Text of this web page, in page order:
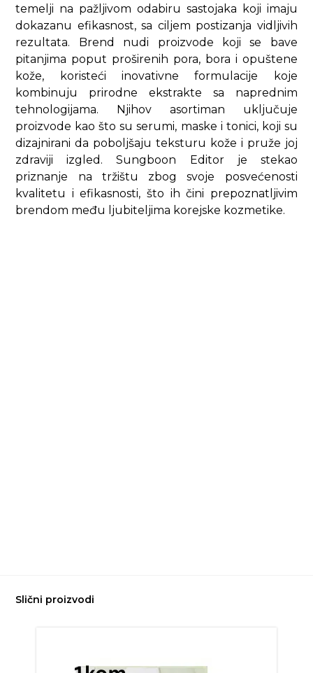
temelji na pažljivom odabiru sastojaka koji imaju
dokazanu efikasnost, sa ciljem postizanja vidljivih
rezultata. Brend nudi proizvode koji se bave
pitanjima poput proširenih pora, bora i opuštene
kože, koristeći inovativne formulacije koje
kombinuju prirodne ekstrakte sa naprednim
tehnologijama. Njihov asortiman uključuje
proizvode kao što su serumi, maske i tonici, koji su
dizajnirani da poboljšaju teksturu kože i pruže joj
zdraviji izgled. Sungboon Editor je stekao
priznanje na tržištu zbog svoje posvećenosti
kvalitetu i efikasnosti, što ih čini prepoznatljivim
brendom među ljubiteljima korejske kozmetike.
Slični proizvodi